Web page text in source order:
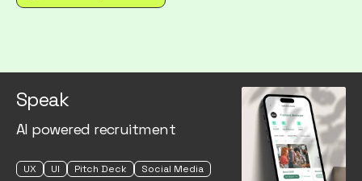
Speak
AI powered recruitment
UX UI Pitch Deck Social Media